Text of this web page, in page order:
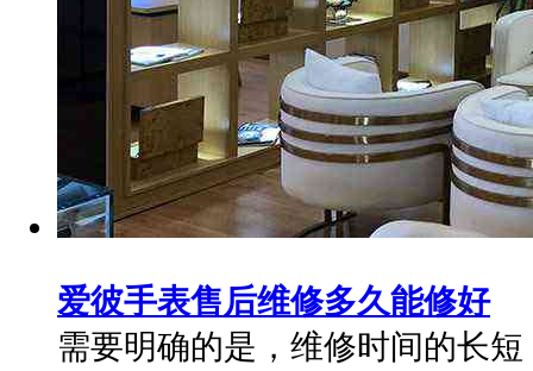
爱彼手表售后维修多久能修好
需要明确的是，维修时间的长短